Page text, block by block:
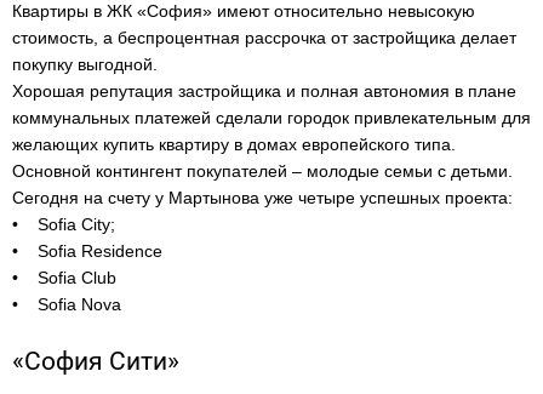
Квартиры в ЖК «София» имеют относительно невысокую
стоимость, а беспроцентная рассрочка от застройщика делает
покупку выгодной.
Хорошая репутация застройщика и полная автономия в плане
коммунальных платежей сделали городок привлекательным для
желающих купить квартиру в домах европейского типа.
Основной контингент покупателей – молодые семьи с детьми.
Сегодня на счету у Мартынова уже четыре успешных проекта:
• Sofia City;
• Sofia Residence
• Sofia Club
• Sofia Nova
«София Сити»